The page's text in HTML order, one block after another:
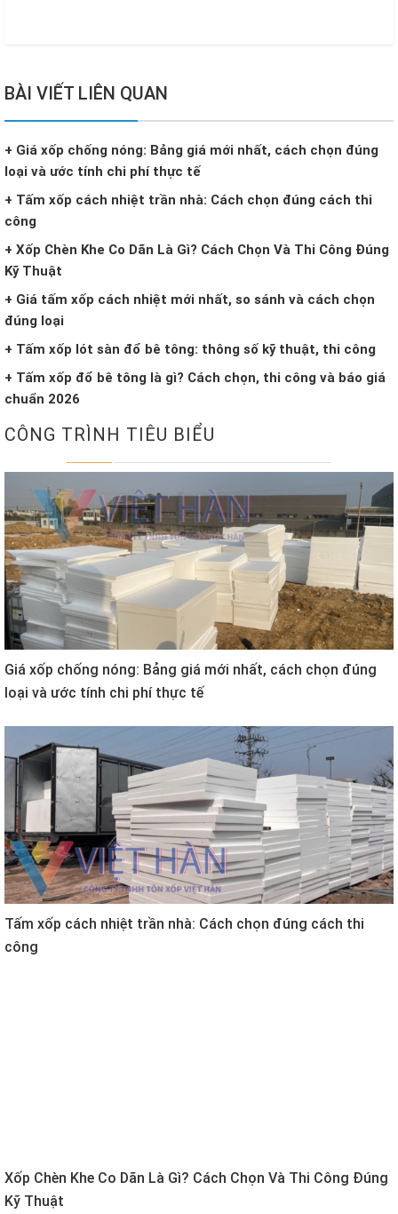
BÀI VIẾT LIÊN QUAN
+ Giá xốp chống nóng: Bảng giá mới nhất, cách chọn đúng
loại và ước tính chi phí thực tế
+ Tấm xốp cách nhiệt trần nhà: Cách chọn đúng cách thi
công
+ Xốp Chèn Khe Co Dãn Là Gì? Cách Chọn Và Thi Công Đúng
Kỹ Thuật
+ Giá tấm xốp cách nhiệt mới nhất, so sánh và cách chọn
đúng loại
+ Tấm xốp lót sàn đổ bê tông: thông số kỹ thuật, thi công
+ Tấm xốp đổ bê tông là gì? Cách chọn, thi công và báo giá
chuẩn 2026
CÔNG TRÌNH TIÊU BIỂU
Giá xốp chống nóng: Bảng giá mới nhất, cách chọn đúng
loại và ước tính chi phí thực tế
Tấm xốp cách nhiệt trần nhà: Cách chọn đúng cách thi
công
Xốp Chèn Khe Co Dãn Là Gì? Cách Chọn Và Thi Công Đúng
Kỹ Thuật